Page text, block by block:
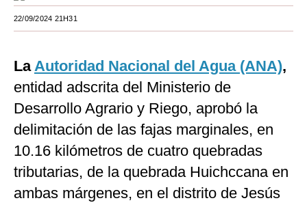
Internacional
Tecnología
Club del Suscriptor
Mix
G de Gestión
22/09/2024 21H31
LaAutoridad Nacional del Agua (ANA),
entidad adscrita del Ministerio de
Desarrollo Agrario y Riego, aprobó la
delimitación de las fajas marginales, en
10.16 kilómetros de cuatro quebradas
tributarias, de la quebrada Huichccana en
ambas márgenes, en el distrito de Jesús